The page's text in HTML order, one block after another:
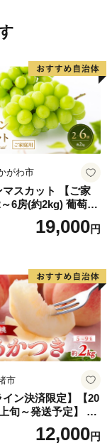
がわ市
マスカット 【ご家
6房(約2kg) 葡萄 ぶ
ウ フルーツ 果物 く
実 旬の果物 旬のフ
19,000円
市
イン決済限定】【20
旬～発送予定】 先
浅間水蜜桃プレミ
も あかつき 秀品 約
12,000円